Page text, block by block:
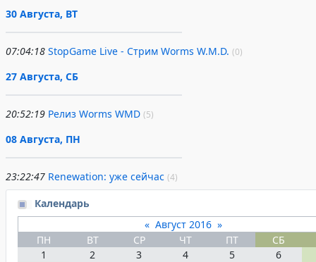
30 Августа, ВТ
07:04:18 StopGame Live - Стрим Worms W.M.D. (0)
27 Августа, СБ
20:52:19 Релиз Worms WMD (5)
08 Августа, ПН
23:22:47 Renewation: уже сейчас (4)
Календарь
« Август 2016 »
ПН
ВТ СР ЧТ ПТ
СБ
1
2 3 4 5
6